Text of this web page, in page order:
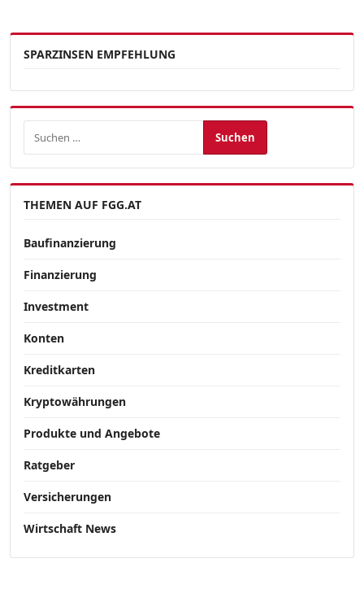
SPARZINSEN EMPFEHLUNG
Suchen nach:
THEMEN AUF FGG.AT
Baufinanzierung
Finanzierung
Investment
Konten
Kreditkarten
Kryptowährungen
Produkte und Angebote
Ratgeber
Versicherungen
Wirtschaft News